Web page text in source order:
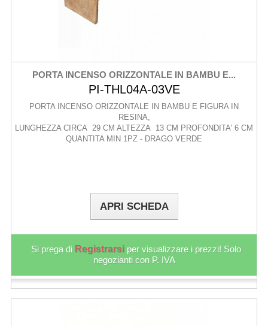
PORTA INCENSO ORIZZONTALE IN BAMBU E...
PI-THL04A-03VE
PORTA INCENSO ORIZZONTALE IN BAMBU E FIGURA IN
RESINA,
LUNGHEZZA CIRCA 29 CM ALTEZZA 13 CM PROFONDITA' 6 CM
QUANTITA MIN 1PZ - DRAGO VERDE
APRI SCHEDA
Si prega di Registrarsi per visualizzare i prezzi! Solo
negozianti con P. IVA